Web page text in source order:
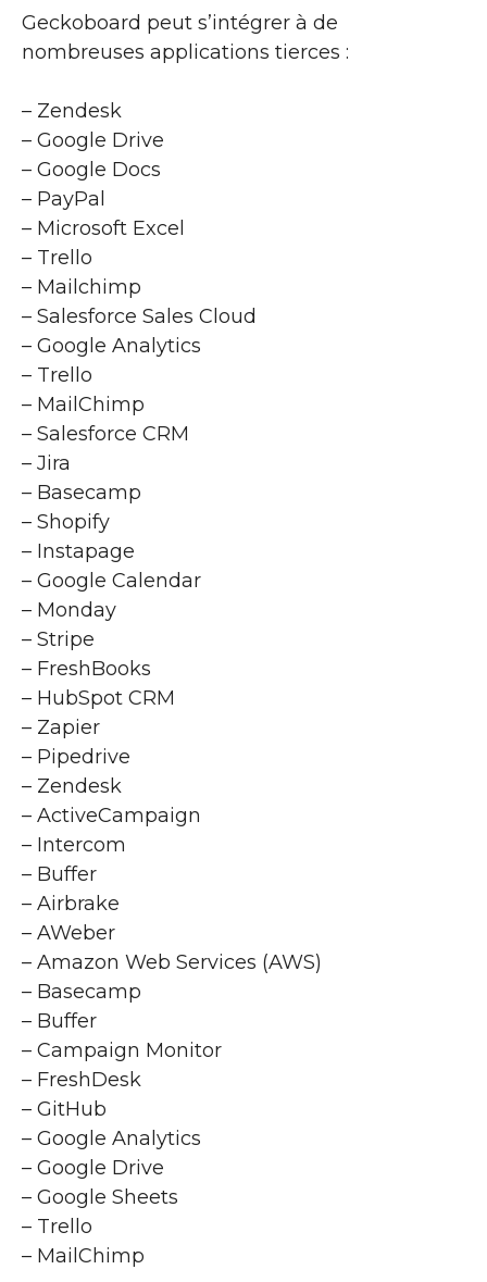
Geckoboard peut s’intégrer à de
nombreuses applications tierces :
– Zendesk
– Google Drive
– Google Docs
– PayPal
– Microsoft Excel
– Trello
– Mailchimp
– Salesforce Sales Cloud
– Google Analytics
– Trello
– MailChimp
– Salesforce CRM
– Jira
– Basecamp
– Shopify
– Instapage
– Google Calendar
– Monday
– Stripe
– FreshBooks
– HubSpot CRM
– Zapier
– Pipedrive
– Zendesk
– ActiveCampaign
– Intercom
– Buffer
– Airbrake
– AWeber
– Amazon Web Services (AWS)
– Basecamp
– Buffer
– Campaign Monitor
– FreshDesk
– GitHub
– Google Analytics
– Google Drive
– Google Sheets
– Trello
– MailChimp